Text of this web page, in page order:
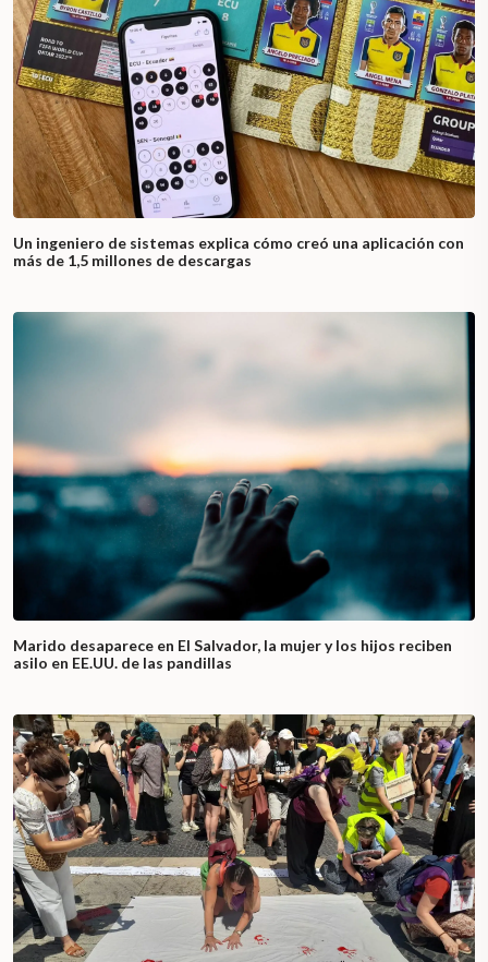
Un ingeniero de sistemas explica cómo creó una aplicación con
más de 1,5 millones de descargas
Marido desaparece en El Salvador, la mujer y los hijos reciben
asilo en EE.UU. de las pandillas